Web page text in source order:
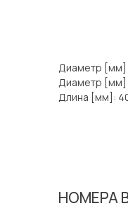
Диаметр [мм]
Диаметр [мм]
Длина [мм]:
НОМЕРА